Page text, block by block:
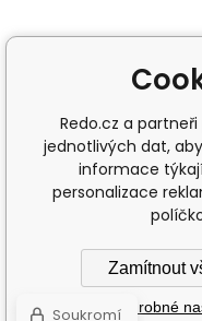
Redo.cz a
jednotlivých dat,
informace
personalizace
Zamítnout
Podrobné
Soukromí